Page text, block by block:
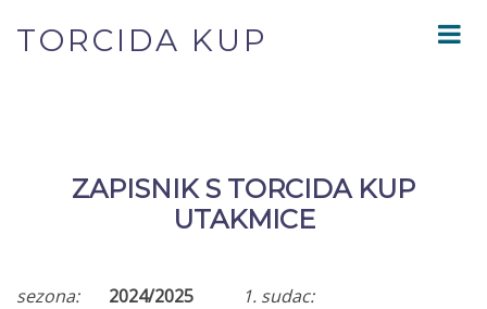
TORCIDA KUP
ZAPISNIK S TORCIDA KUP
UTAKMICE
sezona: 2024/2025
1. sudac: